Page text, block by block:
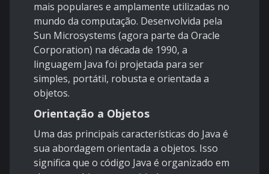
mais populares e amplamente utilizadas no
mundo da computação. Desenvolvida pela
Sun Microsystems (agora parte da Oracle
Corporation) na década de 1990, a
linguagem Java foi projetada para ser
simples, portátil, robusta e orientada a
objetos.
Orientação a Objetos
Uma das principais características do Java é
sua abordagem orientada a objetos. Isso
significa que o código Java é organizado em